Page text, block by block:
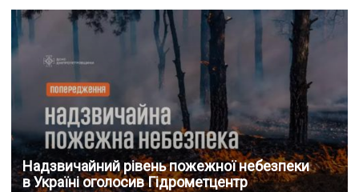
Надзвичайний рівень пожежної небезпеки
в Україні оголосив Гідрометцентр